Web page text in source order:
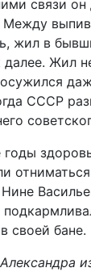
связи он
Между
жил в
далее. Жил
СССР
своей бане.